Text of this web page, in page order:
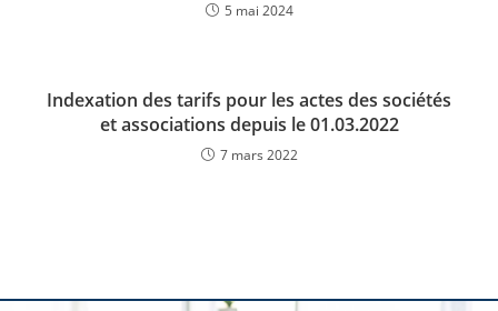
5 mai 2024
Indexation des tarifs pour les actes des sociétés
et associations depuis le 01.03.2022
7 mars 2022